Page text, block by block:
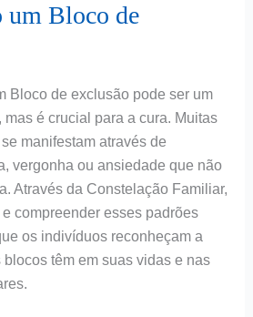
um Bloco de
Bloco de exclusão pode ser um
mas é crucial para a cura. Muitas
manifestam através de
vergonha ou ansiedade que não
Através da Constelação Familiar,
compreender esses padrões
os indivíduos reconheçam a
têm em suas vidas e nas